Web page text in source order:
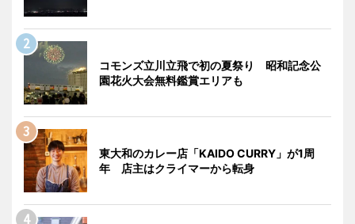
コモンズ立川立飛で初の夏祭り 昭和記念公
園花火大会無料鑑賞エリアも
東大和のカレー店「KAIDO CURRY」が1周
年 店主はクライマーから転身